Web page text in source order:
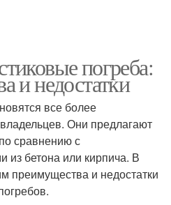
погреба:
и недостатки
все более
Они предлагают
сравнению с
из бетона или кирпича. В
преимущества и недостатки